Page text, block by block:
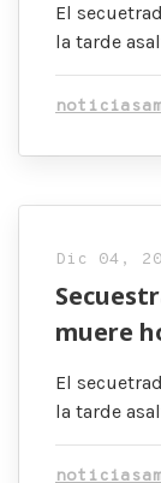
El
la tarde
Dic 04,
muere
El
la tarde